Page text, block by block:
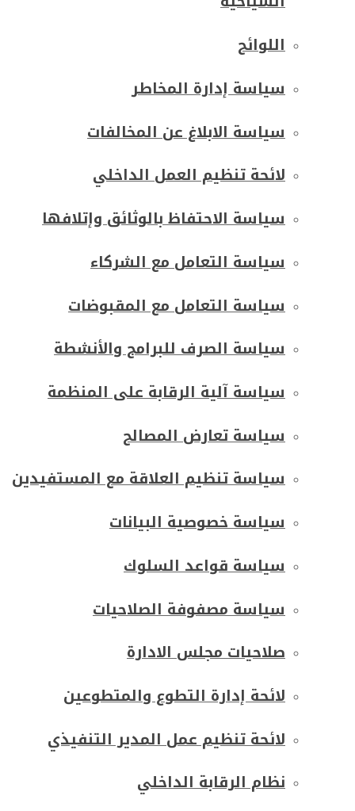
اللوائح
سياسة إدارة المخاطر
سياسة الابلاغ عن المخالفات
لائحة تنظيم العمل الداخلي
سياسة الاحتفاظ بالوثائق وإتلافها
سياسة التعامل مع الشركاء
سياسة التعامل مع المقبوضات
سياسة الصرف للبرامج والأنشطة
سياسة آلية الرقابة على المنظمة
سياسة تعارض المصالح
سياسة تنظيم العلاقة مع المستفيدين
سياسة خصوصية البيانات
سياسة قواعد السلوك
سياسة مصفوفة الصلاحيات
صلاحيات مجلس الادارة
لائحة إدارة التطوع والمتطوعين
لائحة تنظيم عمل المدير التنفيذي
نظام الرقابة الداخلي